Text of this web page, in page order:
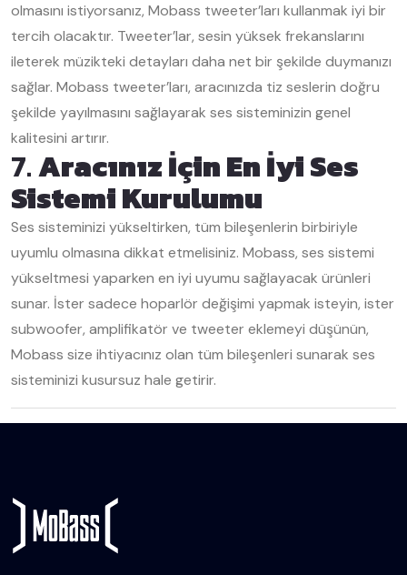
olmasını istiyorsanız, Mobass tweeter’ları kullanmak iyi bir
tercih olacaktır. Tweeter’lar, sesin yüksek frekanslarını
ileterek müzikteki detayları daha net bir şekilde duymanızı
sağlar. Mobass tweeter’ları, aracınızda tiz seslerin doğru
şekilde yayılmasını sağlayarak ses sisteminizin genel
kalitesini artırır.
7.Aracınız İçin En İyi Ses
Sistemi Kurulumu
Ses sisteminizi yükseltirken, tüm bileşenlerin birbiriyle
uyumlu olmasına dikkat etmelisiniz. Mobass, ses sistemi
yükseltmesi yaparken en iyi uyumu sağlayacak ürünleri
sunar. İster sadece hoparlör değişimi yapmak isteyin, ister
subwoofer, amplifikatör ve tweeter eklemeyi düşünün,
Mobass size ihtiyacınız olan tüm bileşenleri sunarak ses
sisteminizi kusursuz hale getirir.